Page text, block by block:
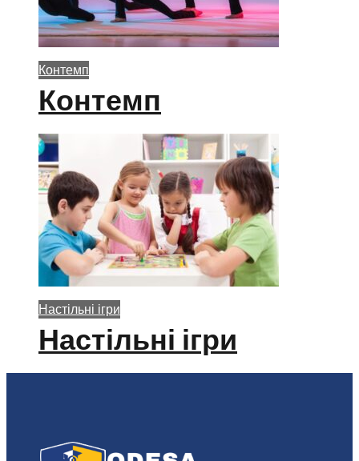
Контемп
Контемп
Настільні ігри
Настільні ігри